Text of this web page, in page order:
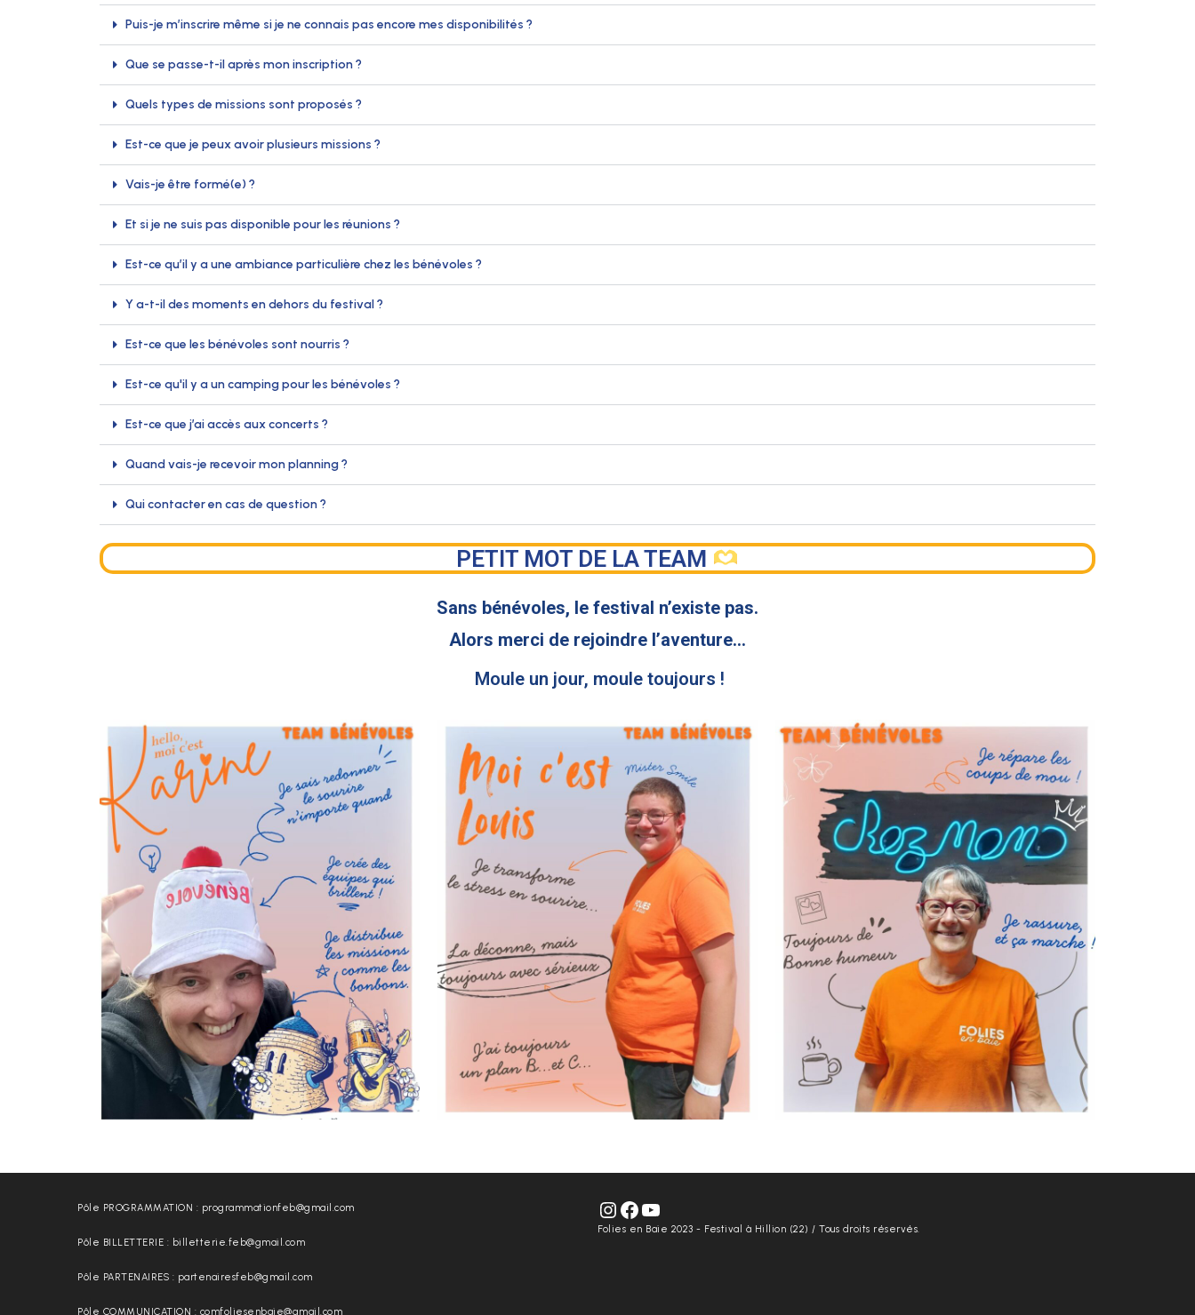
Puis-je m’inscrire même si je ne connais pas encore mes disponibilités ?
Que se passe-t-il après mon inscription ?
Quels types de missions sont proposés ?
Est-ce que je peux avoir plusieurs missions ?
Vais-je être formé(e) ?
Et si je ne suis pas disponible pour les réunions ?
Est-ce qu’il y a une ambiance particulière chez les bénévoles ?
Y a-t-il des moments en dehors du festival ?
Est-ce que les bénévoles sont nourris ?
Est-ce qu'il y a un camping pour les bénévoles ?
Est-ce que j’ai accès aux concerts ?
Quand vais-je recevoir mon planning ?
Qui contacter en cas de question ?
PETIT MOT DE LA TEAM
Sans bénévoles, le festival n’existe pas.
Alors merci de rejoindre l’aventure…
Moule un jour, moule toujours !
Pôle PROGRAMMATION : programmationfeb@gmail.com
Pôle BILLETTERIE : billetterie.feb@gmail.com
Pôle PARTENAIRES : partenairesfeb@gmail.com
Pôle COMMUNICATION : comfoliesenbaie@gmail.com
Folies en Baie 2023 - Festival à Hillion (22) / Tous droits réservés.